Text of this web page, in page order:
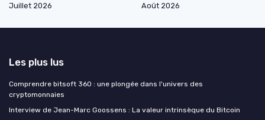
Juillet 2026
Août 2026
Les plus lus
Comprendre bitsoft 360 : une plongée dans l'univers des
cryptomonnaies
Interview de Jean-Marc Goossens : La valeur intrinsèque du Bitcoin